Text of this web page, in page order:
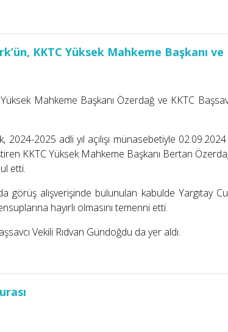
KKTC Yüksek Mahkeme Başkanı ve
Mahkeme Başkanı Özerdağ ve KKTC
2025 adli yıl açılışı münasebetiyle
KKTC Yüksek Mahkeme Başkanı Bertan
etti.
alışverişinde bulunulan kabulde Yargıtay
hayırlı olmasını temenni etti.
Vekili Rıdvan Gündoğdu da yer aldı.